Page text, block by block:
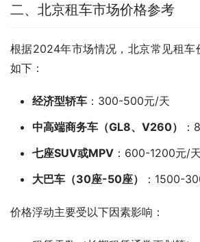
二、北京租车市场价格参考
根据2024年市场情况，北京常见租车
如下：
经济型轿车 ：300-500元/天
中高端商务车（GL8、V260）
七座SUV或MPV ：600-1200元/天
大巴车（30座-50座）
：1500-
价格浮动主要受以下因素影响：